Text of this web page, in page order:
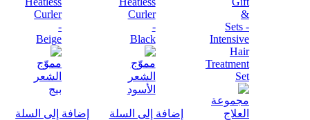
إضافة إلى السلة
إضافة إلى السلة